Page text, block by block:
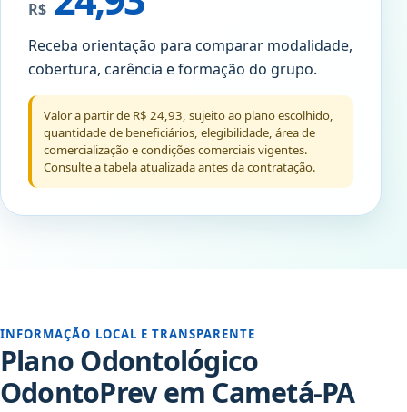
R$
Receba orientação para comparar modalidade,
cobertura, carência e formação do grupo.
Valor a partir de R$ 24,93, sujeito ao plano escolhido,
quantidade de beneficiários, elegibilidade, área de
comercialização e condições comerciais vigentes.
Consulte a tabela atualizada antes da contratação.
INFORMAÇÃO LOCAL E TRANSPARENTE
Plano Odontológico
OdontoPrev em Cametá-PA